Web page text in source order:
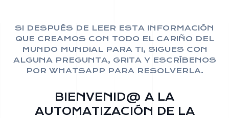
SI DESPUÉS DE LEER ESTA INFORMACIÓN
QUE CREAMOS CON TODO EL CARIÑO DEL
MUNDO MUNDIAL PARA TI, SIGUES CON
ALGUNA PREGUNTA, GRITA Y ESCRÍBENOS
POR WHATSAPP PARA RESOLVERLA.
BIENVENID@ A LA
AUTOMATIZACIÓN DE LA